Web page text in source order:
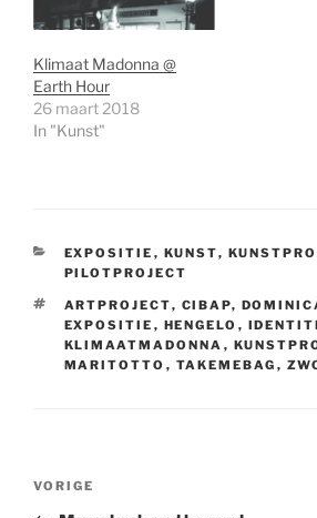
Klimaat Madonna @
Earth Hour
26 maart 2018
In "Kunst"
CATEGORIEËN
EXPOSITIE , KUNST,
PILOTPROJECT
TAGS
ARTPROJECT, CIBAP,
EXPOSITIE , HENGELO ,
KLIMAATMADONNA ,
MARITOTTO , TAKEMEBAG ,
Vorig
VORIGE